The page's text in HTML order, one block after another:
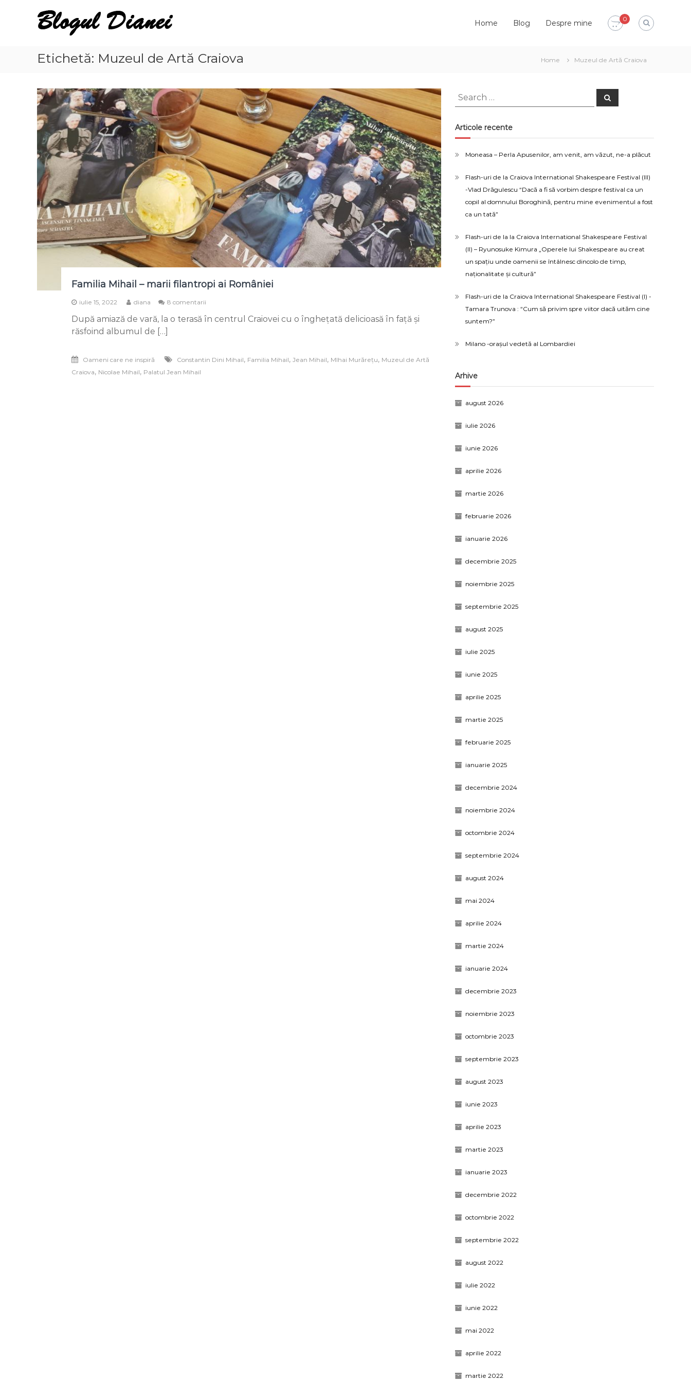
Blogul
Dianei
Blognotes
opinie,
alte
finețuri
Home Blog Despre mine 0
Etichetă: Muzeul de Artă Craiova Home Muzeul de Artă Craiova
Familia Mihail – marii filantropi ai României
iulie 15, 2022 diana 8 comentarii
Mihail
ai
După amiază de vară, la o terasă în centrul Craiovei cu o înghețată delicioasă în față și
răsfoind albumul de […]
Oameni care ne inspiră Constantin Dini Mihail, Familia Mihail,Jean Mihail, MIhai Murărețu, Muzeul de Artă
Craiova, Nicolae Mihail, Palatul Jean Mihail
Search
for:
Search
Articole recente
Moneasa – Perla Apusenilor, am venit, am văzut, ne-a plăcut
Flash-uri de la Craiova International Shakespeare Festival (III)
-Vlad Drăgulescu “Dacă a fi să vorbim despre festival ca un
copil al domnului Boroghină, pentru mine evenimentul a fost
ca un tată”
Flash-uri de la la Craiova International Shakespeare Festival
(II) – Ryunosuke Kimura „Operele lui Shakespeare au creat
un spațiu unde oamenii se întâlnesc dincolo de timp,
naționalitate și cultură”
Flash-uri de la Craiova International Shakespeare Festival (I) -
Tamara Trunova : “Cum să privim spre viitor dacă uităm cine
suntem?”
Milano -orașul vedetă al Lombardiei
Arhive
august 2026
iulie 2026
iunie 2026
aprilie 2026
martie 2026
februarie 2026
ianuarie 2026
decembrie 2025
noiembrie 2025
septembrie 2025
august 2025
iulie 2025
iunie 2025
aprilie 2025
martie 2025
februarie 2025
ianuarie 2025
decembrie 2024
noiembrie 2024
octombrie 2024
septembrie 2024
august 2024
mai 2024
aprilie 2024
martie 2024
ianuarie 2024
decembrie 2023
noiembrie 2023
octombrie 2023
septembrie 2023
august 2023
iunie 2023
aprilie 2023
martie 2023
ianuarie 2023
decembrie 2022
octombrie 2022
septembrie 2022
august 2022
iulie 2022
iunie 2022
mai 2022
aprilie 2022
martie 2022